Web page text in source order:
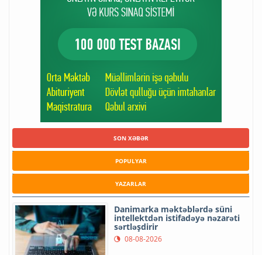
SON XƏBƏR
POPULYAR
YAZARLAR
Danimarka məktəblərdə süni
intellektdən istifadəyə nəzarəti
sərtləşdirir
08-08-2026